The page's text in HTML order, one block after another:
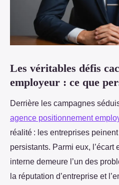
Les véritables défis
employeur : ce que
Derrière les campagnes
agence positionnement
réalité : les entreprises
persistants. Parmi eux, l’écart
interne demeure l’un des
la réputation d’entreprise et